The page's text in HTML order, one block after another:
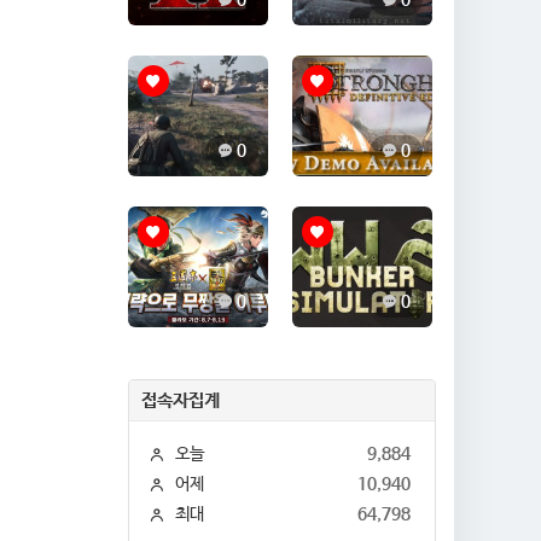
0 0
0 0
접속자집계
오늘
9,884
어제
10,940
최대
64,798